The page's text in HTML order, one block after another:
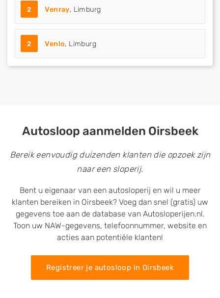
2 Venray, Limburg
2 Venlo, Limburg
Autosloop aanmelden Oirsbeek
Bereik eenvoudig duizenden klanten die opzoek zijn
naar een sloperij.
Bent u eigenaar van een autosloperij en wil u meer
klanten bereiken in Oirsbeek? Voeg dan snel (gratis) uw
gegevens toe aan de database van Autosloperijen.nl.
Toon uw NAW-gegevens, telefoonnummer, website en
acties aan potentiële klanten!
Registreer je autosloop in Oirsbeek